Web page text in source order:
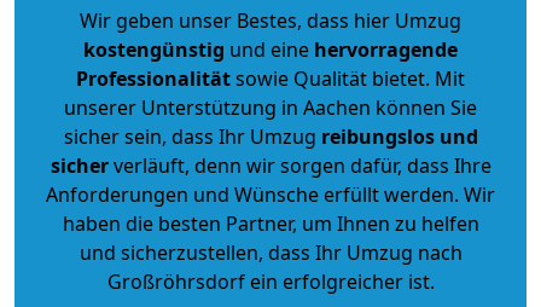
Wir geben unser Bestes, dass hier Umzug
kostengünstig und eine hervorragende
Professionalitätsowie Qualität bietet. Mit
unserer Unterstützung in Aachen können Sie
sicher sein, dass Ihr Umzug reibungslos und
sicherverläuft, denn wir sorgen dafür, dass Ihre
Anforderungen und Wünsche erfüllt werden. Wir
haben die besten Partner, um Ihnen zu helfen
und sicherzustellen, dass Ihr Umzug nach
Großröhrsdorf ein erfolgreicher ist.